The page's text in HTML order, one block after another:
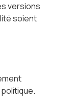
versions
soient